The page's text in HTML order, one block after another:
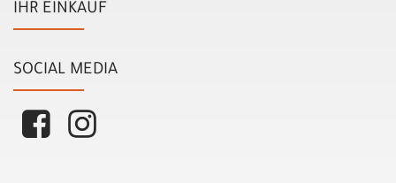
IHR EINKAUF
SOCIAL MEDIA